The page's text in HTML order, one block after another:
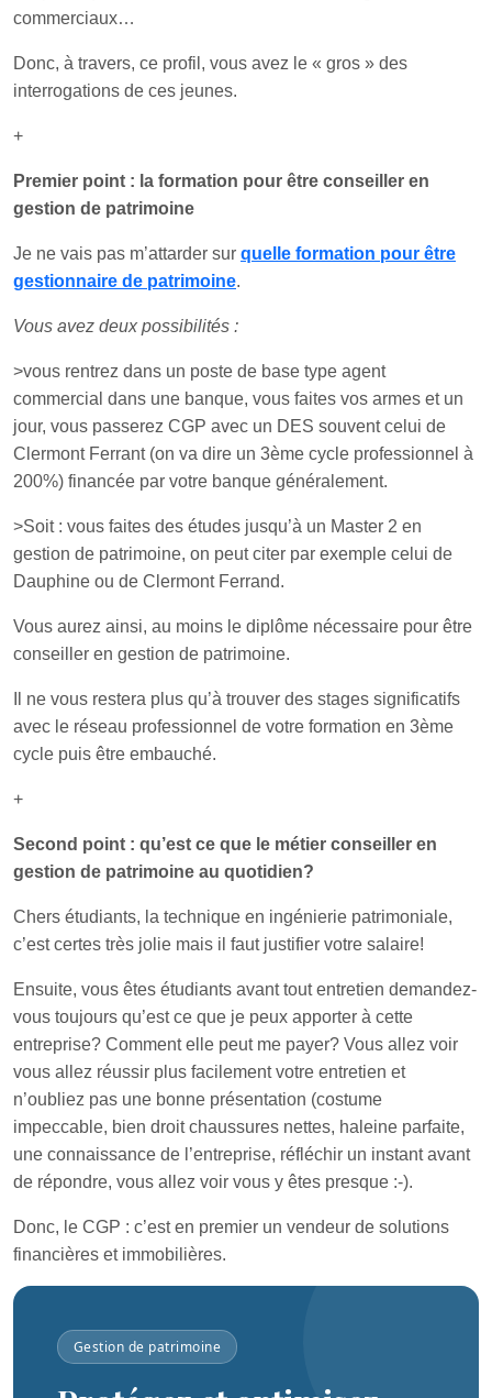
commerciaux…
Donc, à travers, ce profil, vous avez le « gros » des
interrogations de ces jeunes.
+
Premier point : la formation pour être conseiller en
gestion de patrimoine
Je ne vais pas m’attarder sur quelle formation pour être
gestionnaire de patrimoine.
Vous avez deux possibilités :
>vous rentrez dans un poste de base type agent
commercial dans une banque, vous faites vos armes et un
jour, vous passerez CGP avec un DES souvent celui de
Clermont Ferrant (on va dire un 3ème cycle professionnel à
200%) financée par votre banque généralement.
>Soit : vous faites des études jusqu’à un Master 2 en
gestion de patrimoine, on peut citer par exemple celui de
Dauphine ou de Clermont Ferrand.
Vous aurez ainsi, au moins le diplôme nécessaire pour être
conseiller en gestion de patrimoine.
Il ne vous restera plus qu’à trouver des stages significatifs
avec le réseau professionnel de votre formation en 3ème
cycle puis être embauché.
+
Second point : qu’est ce que le métier conseiller en
gestion de patrimoine au quotidien?
Chers étudiants, la technique en ingénierie patrimoniale,
c’est certes très jolie mais il faut justifier votre salaire!
Ensuite, vous êtes étudiants avant tout entretien demandez-
vous toujours qu’est ce que je peux apporter à cette
entreprise? Comment elle peut me payer? Vous allez voir
vous allez réussir plus facilement votre entretien et
n’oubliez pas une bonne présentation (costume
impeccable, bien droit chaussures nettes, haleine parfaite,
une connaissance de l’entreprise, réfléchir un instant avant
de répondre, vous allez voir vous y êtes presque :-).
Donc, le CGP : c’est en premier un vendeur de solutions
financières et immobilières.
Gestion de patrimoine